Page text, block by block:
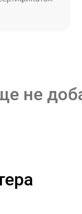
не